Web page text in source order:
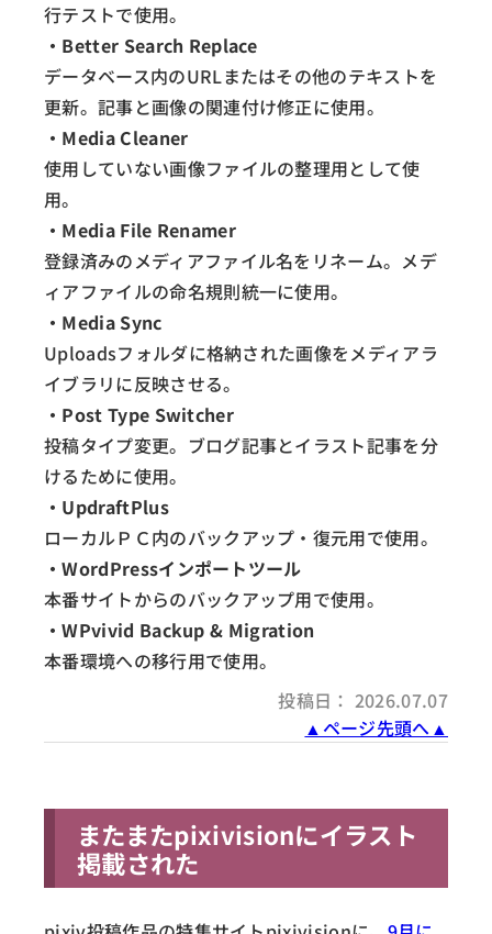
行テストで使用。
・Better Search Replace
データベース内のURLまたはその他のテキストを
更新。記事と画像の関連付け修正に使用。
・Media Cleaner
使用していない画像ファイルの整理用として使
用。
・Media File Renamer
登録済みのメディアファイル名をリネーム。メデ
ィアファイルの命名規則統一に使用。
・Media Sync
Uploadsフォルダに格納された画像をメディアラ
イブラリに反映させる。
・Post Type Switcher
投稿タイプ変更。ブログ記事とイラスト記事を分
けるために使用。
・UpdraftPlus
ローカルＰＣ内のバックアップ・復元用で使用。
・WordPressインポートツール
本番サイトからのバックアップ用で使用。
・WPvivid Backup & Migration
本番環境への移行用で使用。
投稿日： 2026.07.07
▲ページ先頭へ▲
またまたpixivisionにイラスト
掲載された